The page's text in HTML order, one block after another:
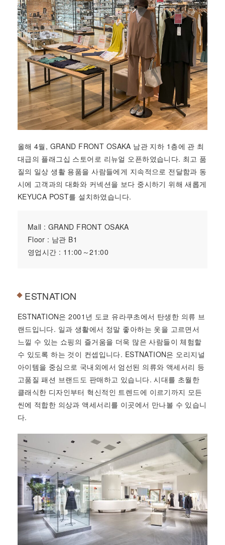
올해 4월, GRAND FRONT OSAKA 남관 지하 1층에 관 최
대급의 플래그십 스토어로 리뉴얼 오픈하였습니다. 최고 품
질의 일상 생활 용품을 사람들에게 지속적으로 전달함과 동
시에 고객과의 대화와 커넥션을 보다 중시하기 위해 새롭게
KEYUCA POST를 설치하였습니다.
Mall : GRAND FRONT OSAKA
Floor : 남관 B1
영업시간 : 11:00～21:00
ESTNATION
ESTNATION은 2001년 도쿄 유라쿠초에서 탄생한 의류 브
랜드입니다. 일과 생활에서 정말 좋아하는 옷을 고르면서
느낄 수 있는 쇼핑의 즐거움을 더욱 많은 사람들이 체험할
수 있도록 하는 것이 컨셉입니다. ESTNATION은 오리지널
아이템을 중심으로 국내외에서 엄선된 의류와 액세서리 등
고품질 패션 브랜드도 판매하고 있습니다. 시대를 초월한
클래식한 디자인부터 혁신적인 트렌드에 이르기까지 모든
씬에 적합한 의상과 액세서리를 이곳에서 만나볼 수 있습니
다.